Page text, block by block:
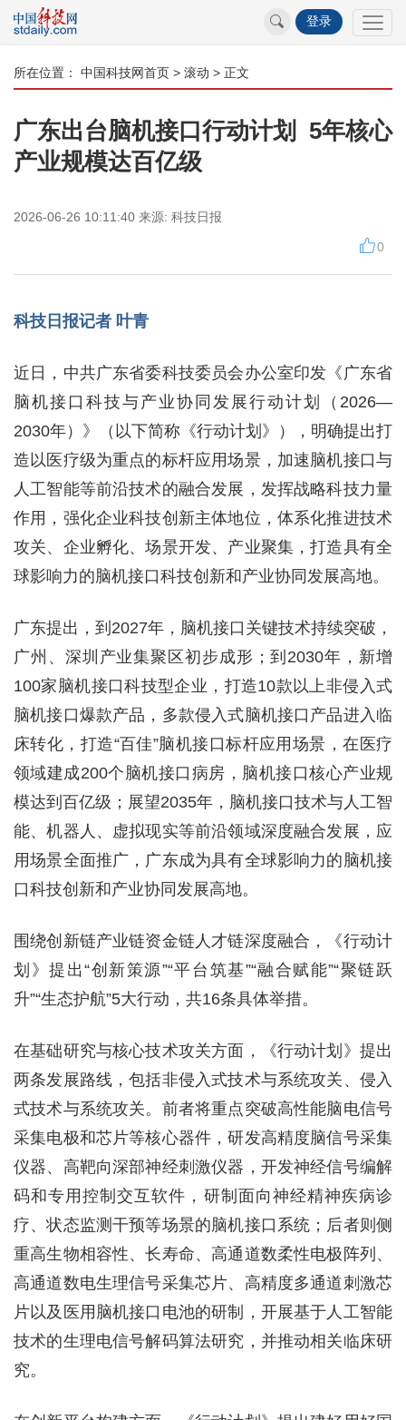
登录
所在位置： 中国科技网首页 > 滚动 > 正文
广东出台脑机接口行动计划 5年核心
产业规模达百亿级
2026-06-26 10:11:40 来源: 科技日报
0
科技日报记者 叶青
近日，中共广东省委科技委员会办公室印发《广东省
脑机接口科技与产业协同发展行动计划（2026—
2030年）》（以下简称《行动计划》），明确提出打
造以医疗级为重点的标杆应用场景，加速脑机接口与
人工智能等前沿技术的融合发展，发挥战略科技力量
作用，强化企业科技创新主体地位，体系化推进技术
攻关、企业孵化、场景开发、产业聚集，打造具有全
球影响力的脑机接口科技创新和产业协同发展高地。
广东提出，到2027年，脑机接口关键技术持续突破，
广州、深圳产业集聚区初步成形；到2030年，新增
100家脑机接口科技型企业，打造10款以上非侵入式
脑机接口爆款产品，多款侵入式脑机接口产品进入临
床转化，打造“百佳”脑机接口标杆应用场景，在医疗
领域建成200个脑机接口病房，脑机接口核心产业规
模达到百亿级；展望2035年，脑机接口技术与人工智
能、机器人、虚拟现实等前沿领域深度融合发展，应
用场景全面推广，广东成为具有全球影响力的脑机接
口科技创新和产业协同发展高地。
围绕创新链产业链资金链人才链深度融合，《行动计
划》提出“创新策源”“平台筑基”“融合赋能”“聚链跃
升”“生态护航”5大行动，共16条具体举措。
在基础研究与核心技术攻关方面，《行动计划》提出
两条发展路线，包括非侵入式技术与系统攻关、侵入
式技术与系统攻关。前者将重点突破高性能脑电信号
采集电极和芯片等核心器件，研发高精度脑信号采集
仪器、高靶向深部神经刺激仪器，开发神经信号编解
码和专用控制交互软件，研制面向神经精神疾病诊
疗、状态监测干预等场景的脑机接口系统；后者则侧
重高生物相容性、长寿命、高通道数柔性电极阵列、
高通道数电生理信号采集芯片、高精度多通道刺激芯
片以及医用脑机接口电池的研制，开展基于人工智能
技术的生理电信号解码算法研究，并推动相关临床研
究。